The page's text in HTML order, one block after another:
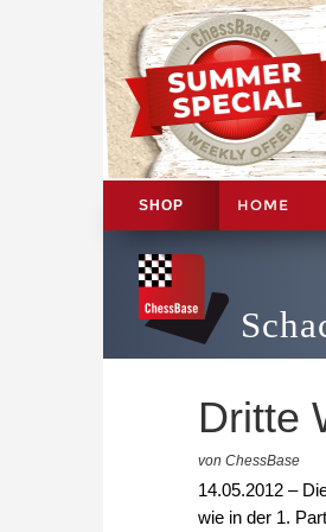
SHOP HOME
Dritte
von ChessBase
14.05.2012 –
wie in der 1.